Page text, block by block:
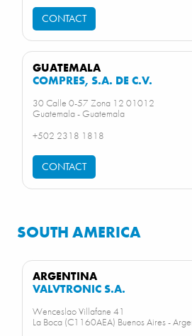
CONTACT
GUATEMALA
COMPRES, S.A. DE C.V.
30 Calle 0-57 Zona 12 01012
Guatemala - Guatemala
+502 2318 1818
CONTACT
SOUTH AMERICA
ARGENTINA
VALVTRONIC S.A.
Wenceslao Villafane 41
La Boca (C1160AEA) Buenos Aires -